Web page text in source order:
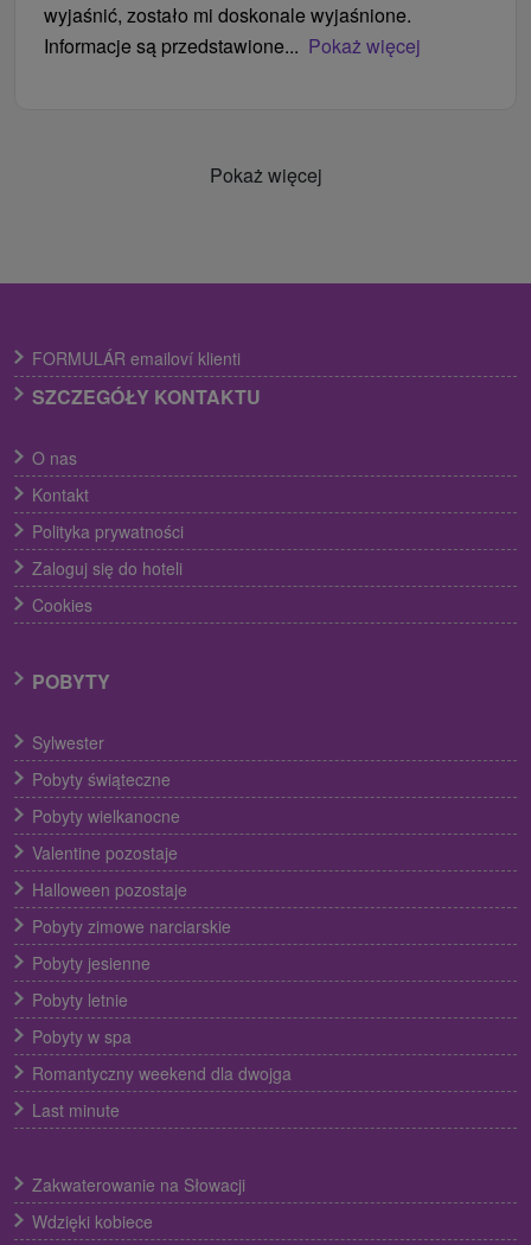
wyjaśnić, zostało mi doskonale wyjaśnione.
Informacje są przedstawione... Pokaż więcej
Pokaż więcej
FORMULÁR emailoví klienti
SZCZEGÓŁY KONTAKTU
O nas
Kontakt
Polityka prywatności
Zaloguj się do hoteli
Cookies
POBYTY
Sylwester
Pobyty świąteczne
Pobyty wielkanocne
Valentine pozostaje
Halloween pozostaje
Pobyty zimowe narciarskie
Pobyty jesienne
Pobyty letnie
Pobyty w spa
Romantyczny weekend dla dwojga
Last minute
Zakwaterowanie na Słowacji
Wdzięki kobiece